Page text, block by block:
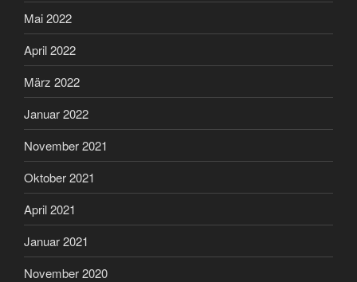
Mai 2022
April 2022
März 2022
Januar 2022
November 2021
Oktober 2021
April 2021
Januar 2021
November 2020